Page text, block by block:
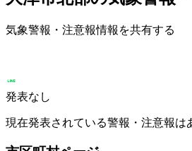
気象警報・注意報情報を共有する
発表なし
現在発表されている警報・注意報は